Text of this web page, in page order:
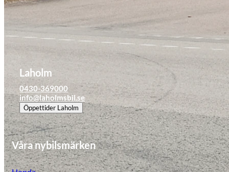
Laholm
0430-369000
info@laholmsbil.se
Öppettider Laholm
Våra nybilsmärken